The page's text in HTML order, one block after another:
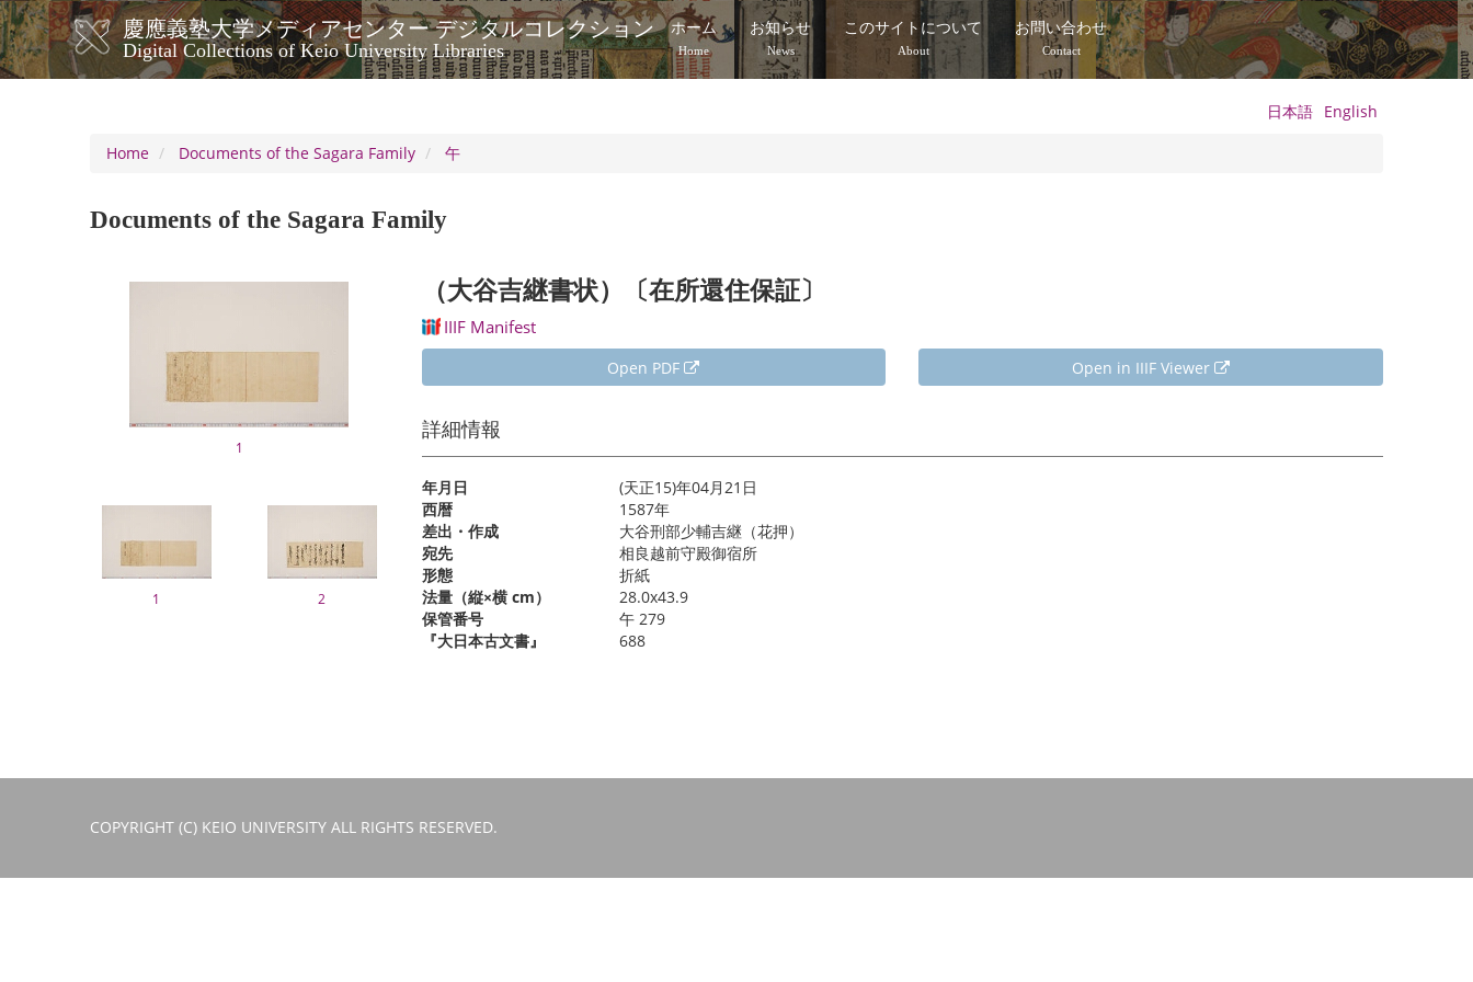
Skip
to
main
content
慶應義塾大学メディアセンター デジタルコレクション
Digital Collections of Keio University Libraries
メ
イ
ビ
シ
ホーム
Home
お知らせ
News
このサイトについて
About
お問い合わせ
Contact
日本語 English
Home
Documents of the Sagara Family 午
Documents of the Sagara Family
1
1 2
（大谷吉継書状）〔在所還住保証〕
IIIF Manifest
Open PDF Open in IIIF Viewer
詳細情報
年月日
(天正15)年04月21日
西暦
1587年
差出・作成
大谷刑部少輔吉継（花押）
宛先
相良越前守殿御宿所
形態
折紙
法量（縦×横 cm）
28.0x43.9
保管番号
午 279
『大日本古文書』
688
COPYRIGHT (C) KEIO UNIVERSITY ALL RIGHTS RESERVED.